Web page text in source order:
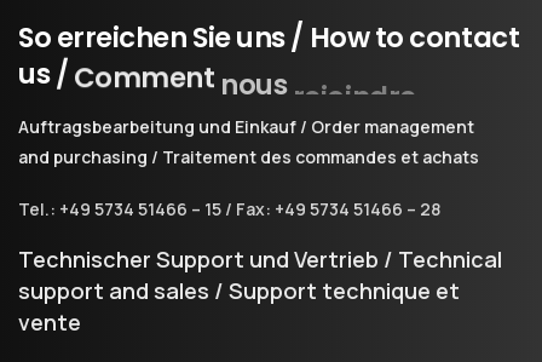
SoerreichenSieuns/ Howtocontact
us/Comment nous rejoindre
Auftragsbearbeitung und Einkauf / Order management
and purchasing / Traitement des commandes et achats
Tel.: +49 5734 51466 – 15 / Fax: +49 5734 51466 – 28
Technischer Support und Vertrieb / Technical
support and sales / Support technique et
vente